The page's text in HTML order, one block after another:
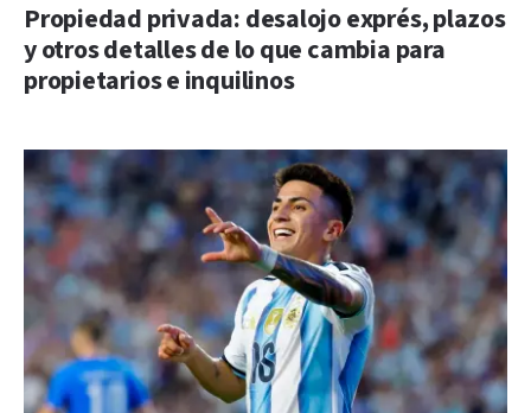
Propiedad privada: desalojo exprés, plazos
y otros detalles de lo que cambia para
propietarios e inquilinos